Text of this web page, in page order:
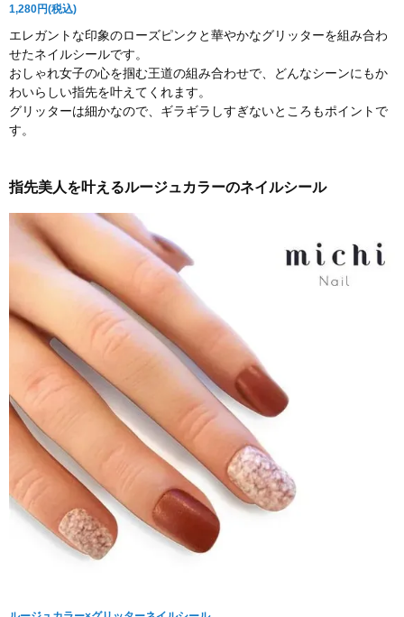
1,280円(税込)
エレガントな印象のローズピンクと華やかなグリッターを組み合わ
せたネイルシールです。
おしゃれ女子の心を掴む王道の組み合わせで、どんなシーンにもか
わいらしい指先を叶えてくれます。
グリッターは細かなので、ギラギラしすぎないところもポイントで
す。
指先美人を叶えるルージュカラーのネイルシール